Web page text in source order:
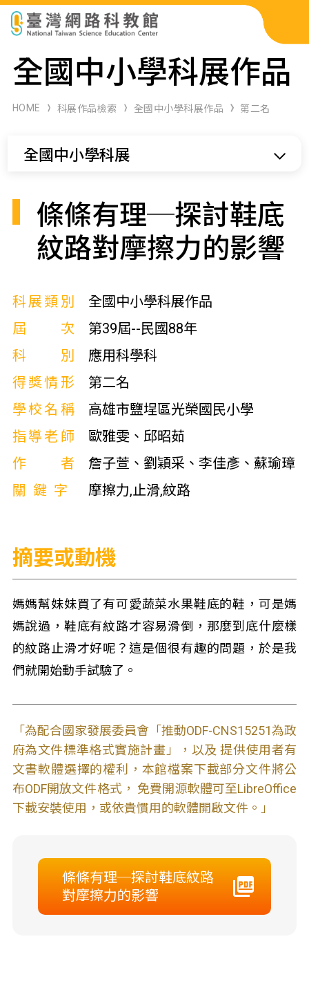
科展作品檢索
科學研習月刊
全國中小學科展作品
HOME 科展作品檢索 全國中小學科展作品 第二名
全國中小學科展
條條有理─探討鞋底
紋路對摩擦力的影響
科展類別
全國中小學科展作品
屆次
第39屆--民國88年
科別
應用科學科
得獎情形
第二名
學校名稱
高雄市鹽埕區光榮國民小學
指導老師
歐雅雯、邱昭茹
作者
詹子萱、劉穎采、李佳彥、蘇瑜璋
關鍵字
摩擦力,止滑,紋路
摘要或動機
媽媽幫妹妹買了有可愛蔬菜水果鞋底的鞋，可是媽
媽說過，鞋底有紋路才容易滑倒，那麼到底什麼樣
的紋路止滑才好呢？這是個很有趣的問題，於是我
們就開始動手試驗了。
「為配合國家發展委員會「推動ODF-CNS15251為政
府為文件標準格式實施計畫」，以及 提供使用者有
文書軟體選擇的權利，本館檔案下載部分文件將公
布ODF開放文件格式， 免費開源軟體可至LibreOffice
下載安裝使用，或依貴慣用的軟體開啟文件。」
條條有理─探討鞋底紋路
對摩擦力的影響